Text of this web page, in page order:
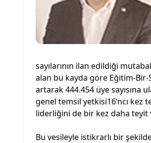
sayılarının ilan edildiği
alan bu kayda göre Eğitim-Bir-
artarak 444.454 üye sayısına
genel temsil yetkisi16’ncı kez
liderliğini de bir kez daha
Bu vesileyle istikrarlı bir